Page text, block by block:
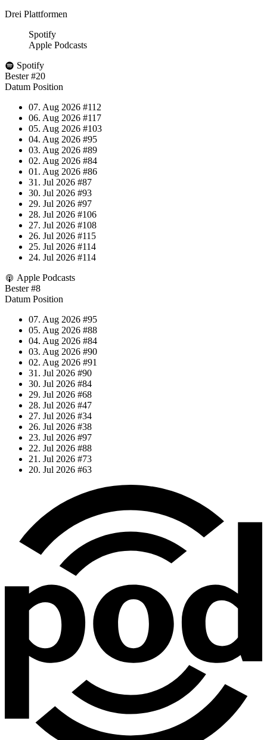
Drei Plattformen
Spotify
Apple Podcasts
Spotify
Bester #20
Datum Position
07. Aug 2026 #112
06. Aug 2026 #117
05. Aug 2026 #103
04. Aug 2026 #95
03. Aug 2026 #89
02. Aug 2026 #84
01. Aug 2026 #86
31. Jul 2026 #87
30. Jul 2026 #93
29. Jul 2026 #97
28. Jul 2026 #106
27. Jul 2026 #108
26. Jul 2026 #115
25. Jul 2026 #114
24. Jul 2026 #114
Apple Podcasts
Bester #8
Datum Position
07. Aug 2026 #95
05. Aug 2026 #88
04. Aug 2026 #84
03. Aug 2026 #90
02. Aug 2026 #91
31. Jul 2026 #90
30. Jul 2026 #84
29. Jul 2026 #68
28. Jul 2026 #47
27. Jul 2026 #34
26. Jul 2026 #38
23. Jul 2026 #97
22. Jul 2026 #88
21. Jul 2026 #73
20. Jul 2026 #63